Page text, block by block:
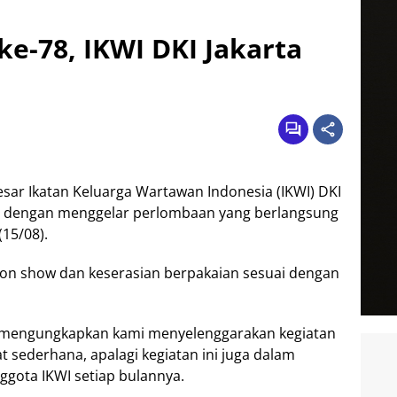
78, IKWI DKI Jakarta
Ikatan Keluarga Wartawan Indonesia (IKWI) DKI
dengan menggelar perlombaan yang berlangsung
08).
show dan keserasian berpakaian sesuai dengan
kami menyelenggarakan kegiatan
sederhana, apalagi kegiatan ini juga dalam
IKWI setiap bulannya.